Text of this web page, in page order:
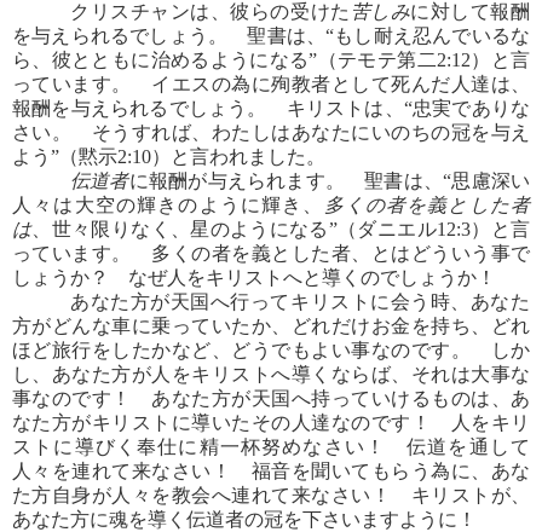
クリスチャンは、彼らの受けた 苦しみに対して報酬
を与えられるでしょう。 聖書は、“もし耐え忍んでいるな
ら、彼とともに治めるようになる”（テモテ第二2:12）と言
っています。 イエスの為に殉教者として死んだ人達は、
報酬を与えられるでしょう。 キリストは、“忠実でありな
さい。 そうすれば、わたしはあなたにいのちの冠を与え
よう”（黙示2:10）と言われました。
伝道者に報酬が与えられます。 聖書は、“思慮深い
人々は大空の輝きのように輝き、
多くの者を義とした者
は、世々限りなく、星のようになる”（ダニエル12:3）と言
っています。 多くの者を義とした者、とはどういう事で
しょうか？ なぜ人をキリストへと導くのでしょうか！
あなた方が天国へ行ってキリストに会う時、あなた
方がどんな車に乗っていたか、どれだけお金を持ち、どれ
ほど旅行をしたかなど、どうでもよい事なのです。 しか
し、あなた方が人をキリストへ導くならば、それは大事な
事なのです！ あなた方が天国へ持っていけるものは、あ
なた方がキリストに導いたその人達なのです！ 人をキリ
ストに導びく奉仕に精一杯努めなさい！ 伝道を通して
人々を連れて来なさい！ 福音を聞いてもらう為に、あな
た方自身が人々を教会へ連れて来なさい！ キリストが、
あなた方に魂を導く伝道者の冠を下さいますように！